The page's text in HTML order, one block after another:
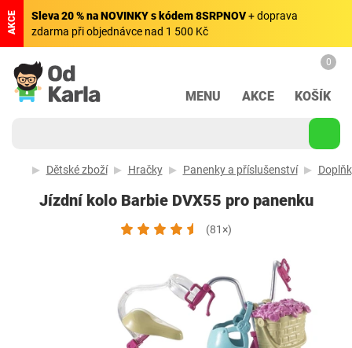
AKCE Sleva 20 % na NOVINKY s kódem 8SRPNOV+ doprava
zdarma při objednávce nad 1 500 Kč
MENU AKCE
0
KOŠÍK
Dětské zboží Hračky Panenky a příslušenství
Jízdní kolo Barbie DVX55 pro panenku
(81×)